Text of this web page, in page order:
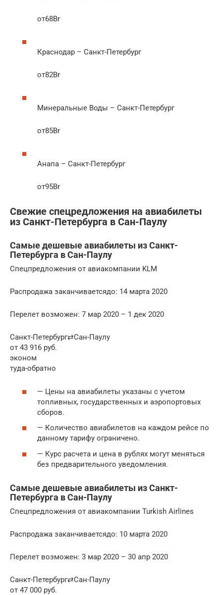
от68Br
Краснодар – Санкт-Петербург
от82Br
Минеральные Воды – Санкт-Петербург
от85Br
Анапа – Санкт-Петербург
от95Br
Свежие спецредложения на авиабилеты
из Санкт-Петербурга в Сан-Паулу
Самые дешевые авиабилеты из Санкт-
Петербурга в Сан-Паулу
Спецпредложения от авиакомпании KLM
Распродажа заканчиваетсядо: 14 марта 2020
Перелет возможен: 7 мар 2020 – 1 дек 2020
Санкт-Петербург⇄Сан-Паулу
от 43 916 руб.
эконом
туда-обратно
— Цены на авиабилеты указаны с учетом
топливных, государственных и аэропортовых
сборов.
— Количество авиабилетов на каждом рейсе по
данному тарифу ограничено.
— Курс расчета и цена в рублях могут меняться
без предварительного уведомления.
Самые дешевые авиабилеты из Санкт-
Петербурга в Сан-Паулу
Спецпредложения от авиакомпании Turkish Airlines
Распродажа заканчиваетсядо: 10 марта 2020
Перелет возможен: 3 мар 2020 – 30 апр 2020
Санкт-Петербург⇄Сан-Паулу
от 47 000 руб.